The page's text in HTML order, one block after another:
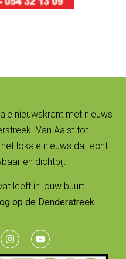
nieuwskrant met nieuws
Van Aalst tot
lokale nieuws dat echt
en dichtbij.
leeft in jouw buurt.
op de Denderstreek.